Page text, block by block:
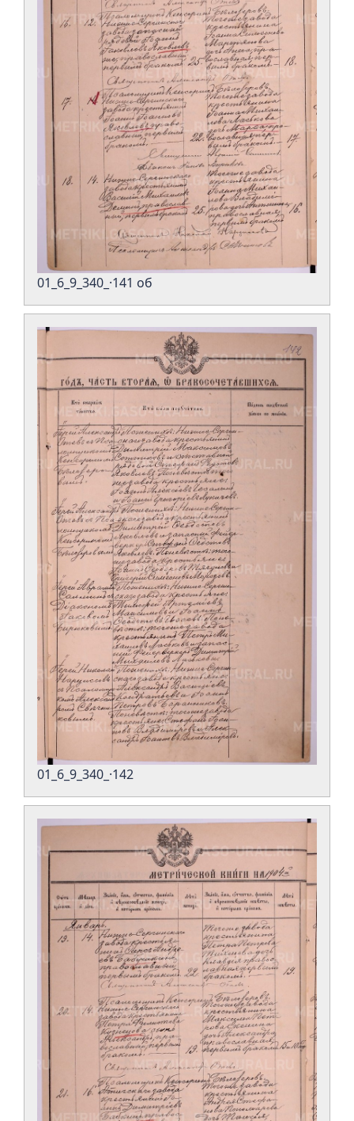
01_6_9_340_·141 об
01_6_9_340_·142